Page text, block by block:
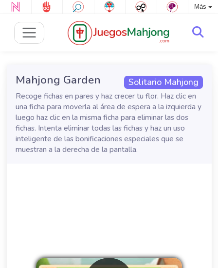
Más
Solitario Mahjong
Mahjong Garden
Recoge fichas en pares y haz crecer tu flor. Haz clic en
una ficha para moverla al área de espera a la izquierda y
luego haz clic en la misma ficha para eliminar las dos
fichas. Intenta eliminar todas las fichas y haz un uso
inteligente de las bonificaciones especiales que se
muestran a la derecha de la pantalla.